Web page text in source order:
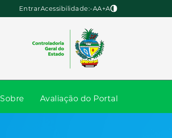
EntrarAcessibilidade:-AA+A
Sobre Avaliação do Portal